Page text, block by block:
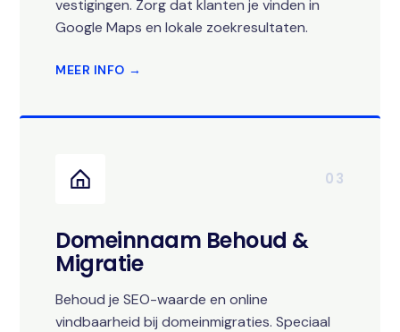
vestigingen. Zorg dat klanten je vinden in
Google Maps en lokale zoekresultaten.
MEER INFO →
03
Domeinnaam Behoud &
Migratie
Behoud je SEO-waarde en online
vindbaarheid bij domeinmigraties. Speciaal